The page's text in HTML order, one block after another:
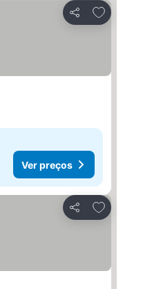
Partilhar
Adicionar
Ver preços
Partilhar
Adicionar